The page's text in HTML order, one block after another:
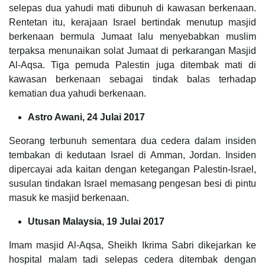
selepas dua yahudi mati dibunuh di kawasan berkenaan.
Rentetan itu, kerajaan Israel bertindak menutup masjid
berkenaan bermula Jumaat lalu menyebabkan muslim
terpaksa menunaikan solat Jumaat di perkarangan Masjid
Al-Aqsa. Tiga pemuda Palestin juga ditembak mati di
kawasan berkenaan sebagai tindak balas terhadap
kematian dua yahudi berkenaan.
Astro Awani, 24 Julai 2017
Seorang terbunuh sementara dua cedera dalam insiden
tembakan di kedutaan Israel di Amman, Jordan. Insiden
dipercayai ada kaitan dengan ketegangan Palestin-Israel,
susulan tindakan Israel memasang pengesan besi di pintu
masuk ke masjid berkenaan.
Utusan Malaysia, 19 Julai 2017
Imam masjid Al-Aqsa, Sheikh Ikrima Sabri dikejarkan ke
hospital malam tadi selepas cedera ditembak de­ngan